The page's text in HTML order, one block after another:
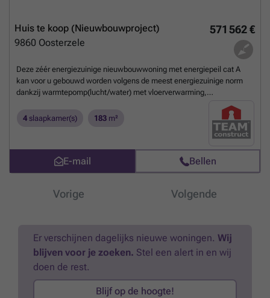
571 562 €
Huis te koop (Nieuwbouwproject)
9860 Oosterzele
Deze zéér energiezuinige nieuwbouwwoning met energiepeil cat A
kan voor u gebouwd worden volgens de meest energiezuinige norm
dankzij warmtepomp(lucht/water) met vloerverwarming,
ventilatiesysteem met dubbele luchtstroom en warmterecuperatie
(systeem D), driedubbele beglazing, 13 zonnepanelen (445wp),
performante isolatie en hoogwaardige afwerking door ons sterk
lastenboek. Het ontwerp kan nog volledig aan uw smaak worden
aangepast alsook de indeling en de afwerkingsgraad. Meer info via
Team Construct op het nummer: ### De prijs bedraagt ALL-IN :
677.840€ (Grond + registratie + notaris + woning + 21% btw +
4 slaapkamer(s) 183 m²
E-mail Bellen
Vorige Volgende
Er verschijnen dagelijks nieuwe woningen. Wij
blijven voor je zoeken. Stel een alert in en wij
doen de rest.
Blijf op de hoogte!